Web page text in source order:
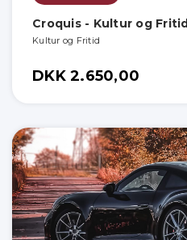
Croquis - Kultur og Fritid
Kultur og Fritid
DKK 2.650,00